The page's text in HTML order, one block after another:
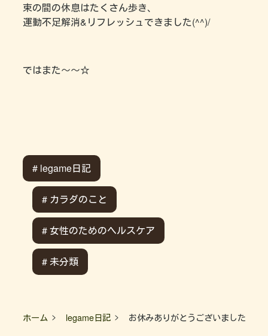
束の間の休息はたくさん歩き、
運動不足解消&リフレッシュできました(^^)/
ではまた～～☆
# legame日記
# カラダのこと
# 女性のためのヘルスケア
# 未分類
ホーム legame日記 お休みありがとうございました！